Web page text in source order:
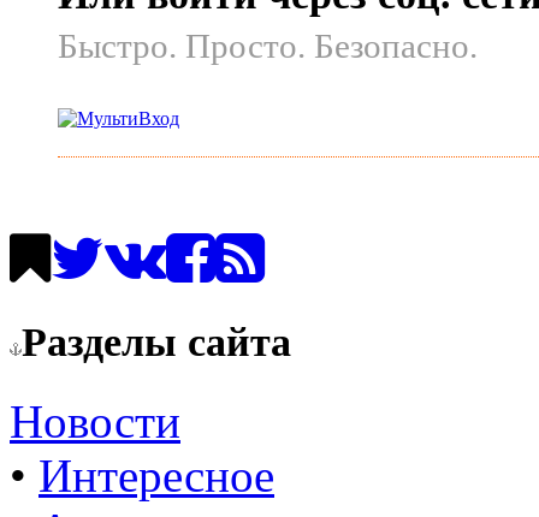
Быстро. Просто. Безопасно.
Разделы сайта
Новости
• Интересное